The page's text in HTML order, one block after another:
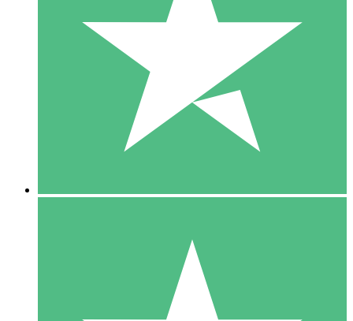
Betala per användning med nedladdningskrediter. Inget
1 Nedladdningar
10 00
10 Nedladdningar
20 00